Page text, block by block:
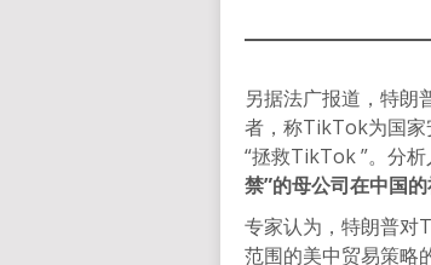
另据法广报道，特
者，称TikTok为国家
“拯救TikTok ”。分析
禁”的母公司在中国
专家认为，特朗普对
范围的美中贸易策略